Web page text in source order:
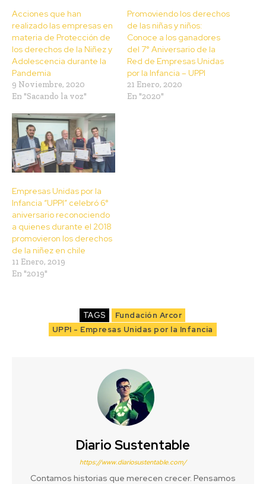
Acciones que han
realizado las empresas en
materia de Protección de
los derechos de la Niñez y
Adolescencia durante la
Pandemia
9 Noviembre, 2020
En "Sacando la voz"
Promoviendo los derechos
de las niñas y niños:
Conoce a los ganadores
del 7° Aniversario de la
Red de Empresas Unidas
por la Infancia – UPPI
21 Enero, 2020
En "2020"
Empresas Unidas por la
Infancia “UPPI” celebró 6°
aniversario reconociendo
a quienes durante el 2018
promovieron los derechos
de la niñez en chile
11 Enero, 2019
En "2019"
TAGS
Fundación Arcor
UPPI - Empresas Unidas por la Infancia
Diario Sustentable
https://www.diariosustentable.com/
Contamos historias que merecen crecer. Pensamos